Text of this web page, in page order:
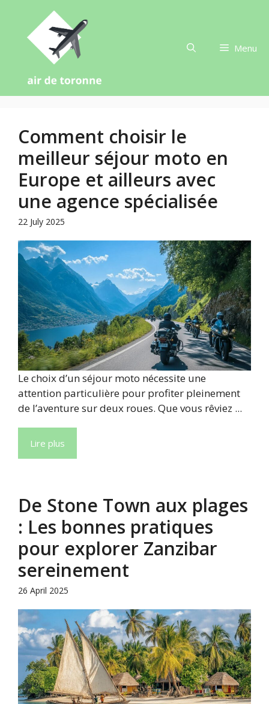
content
Menu
Comment choisir le
meilleur séjour moto en
Europe et ailleurs avec
une agence spécialisée
22 July 2025
Le choix d’un séjour moto nécessite une
attention particulière pour profiter pleinement
de l’aventure sur deux roues. Que vous rêviez ...
Lire plus
De Stone Town aux plages
: Les bonnes pratiques
pour explorer Zanzibar
sereinement
26 April 2025